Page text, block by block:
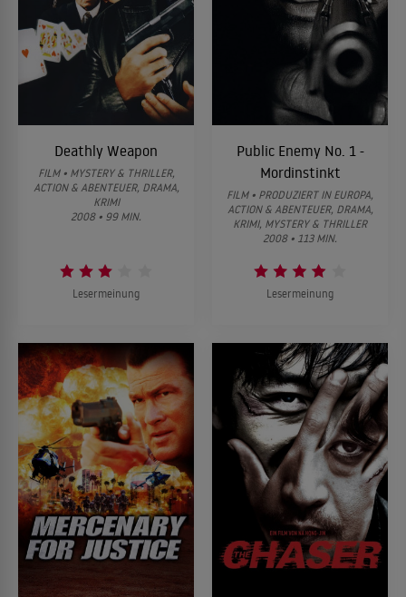
Deathly Weapon
FILM • MYSTERY & THRILLER,
ACTION & ABENTEUER, DRAMA,
KRIMI
2008 • 99 MIN.
Lesermeinung
Public Enemy No. 1 -
Mordinstinkt
FILM • PRODUZIERT IN EUROPA,
ACTION & ABENTEUER, DRAMA,
KRIMI, MYSTERY & THRILLER
2008 • 113 MIN.
Lesermeinung